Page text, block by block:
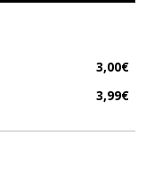
3,00€
3,99€